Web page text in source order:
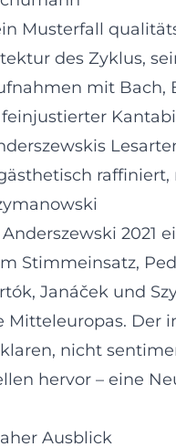
Musterfall
des Zyklus,
mit
2021
Stimmeinsatz,
Janáček und
Der
nicht
hervor – eine
Ausblick